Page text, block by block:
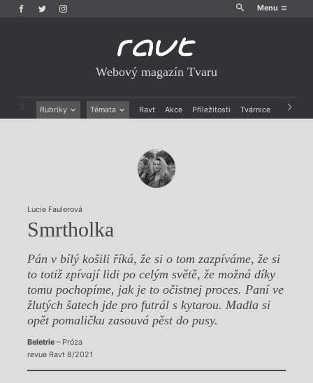
Menu
Webový magazín Tvaru
Rubriky Témata Ravt Akce Příležitosti Tvárnice Archiv
Lucie Faulerová
Smrtholka
Pán v bílý košili říká, že si o tom zazpíváme, že si
to totiž zpívají lidi po celým světě, že možná díky
tomu pochopíme, jak je to očistnej proces. Paní ve
žlutých šatech jde pro futrál s kytarou. Madla si
opět pomaličku zasouvá pěst do pusy.
Beletrie– Próza
revue Ravt 8/2021